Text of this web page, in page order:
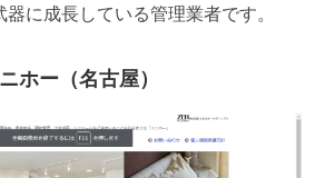
に成長している管理業者です。
ホー（名古屋）